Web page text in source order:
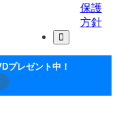
保護
方針
プレゼント中！